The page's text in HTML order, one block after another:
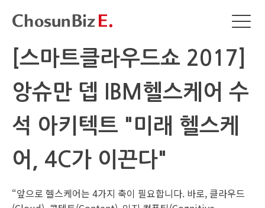
[스마트클라우드쇼 2017]
앙슈만 뎁 IBM헬스케어 수
석 아키텍트 "미래 헬스케
어, 4C가 이끈다"
“앞으로 헬스케어는 4가지 축이 필요합니다. 바로, 클라우드